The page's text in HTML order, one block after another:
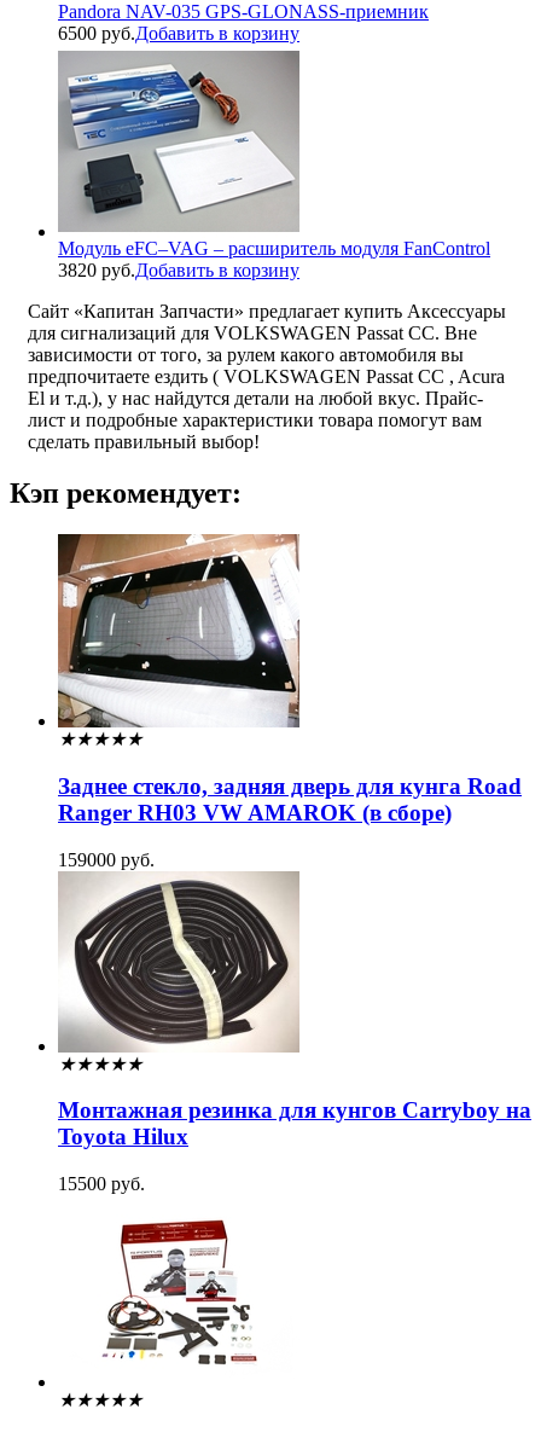
Pandora NAV-035 GPS-GLONASS-приемник
6500 руб.Добавить в корзину
Модуль eFC–VAG – расширитель модуля FanControl
3820 руб.Добавить в корзину
Сайт «Капитан Запчасти» предлагает купить Аксессуары
для сигнализаций для VOLKSWAGEN Passat CC. Вне
зависимости от того, за рулем какого автомобиля вы
предпочитаете ездить ( VOLKSWAGEN Passat CC , Acura
El и т.д.), у нас найдутся детали на любой вкус. Прайс-
лист и подробные характеристики товара помогут вам
сделать правильный выбор!
Кэп рекомендует:
★★★★★
Заднее стекло, задняя дверь для кунга Road
Ranger RH03 VW AMAROK (в сборе)
159000 руб.
★★★★★
Монтажная резинка для кунгов Carryboy на
Toyota Hilux
15500 руб.
★★★★★